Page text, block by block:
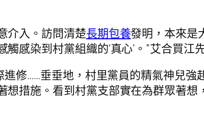
介入。訪問清楚長期包養發明，本來是
感染到村黨組織的‘真心’。”艾合買江
修……垂垂地，村里黨員的精氣神兒強
措施。看到村黨支部實在為群眾著